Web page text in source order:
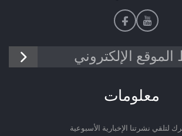
الموقع الإلكتروني
معلومات
لتلقي نشرتنا الإخبارية الأسبوعية